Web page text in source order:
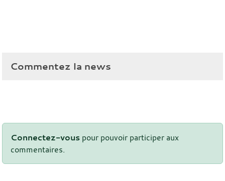
Commentez la news
Connectez-vous pour pouvoir participer aux
commentaires.